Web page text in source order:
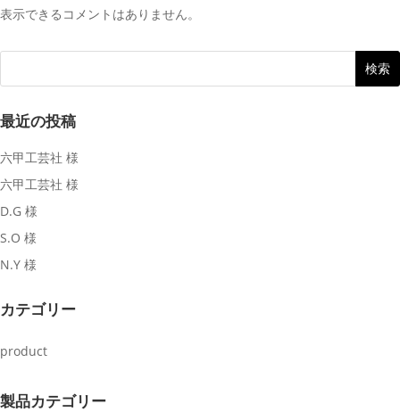
表示できるコメントはありません。
最近の投稿
六甲工芸社 様
六甲工芸社 様
D.G 様
S.O 様
N.Y 様
カテゴリー
product
製品カテゴリー